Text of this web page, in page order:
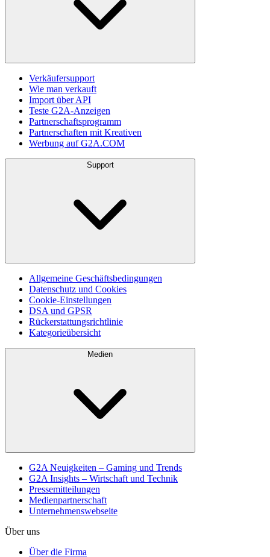
Verkäufersupport
Wie man verkauft
Import über API
Teste G2A-Anzeigen
Partnerschaftsprogramm
Partnerschaften mit Kreativen
Werbung auf G2A.COM
Support
Allgemeine Geschäftsbedingungen
Datenschutz und Cookies
Cookie-Einstellungen
DSA und GPSR
Rückerstattungsrichtlinie
Kategorieübersicht
Medien
G2A Neuigkeiten – Gaming und Trends
G2A Insights – Wirtschaft und Technik
Pressemitteilungen
Medienpartnerschaft
Unternehmenswebseite
Über uns
Über die Firma